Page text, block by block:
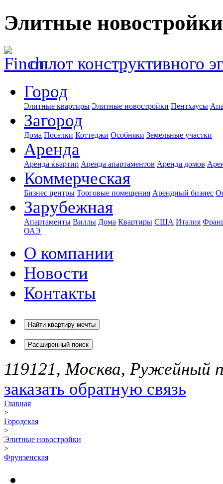
Элитные
оплот конструктивного
Город
Элитные квартиры Элитные новостройки Пентхаусы
Загород
Дома Поселки Коттеджи Особняки Земельные участки
Аренда
Аренда квартир Аренда апартаментов Аренда домов
Коммерческая
Бизнес центры Торговые помещения Арендный бизнес
Зарубежная
Апартаменты Виллы Дома Квартиры США Италия
ОАЭ
О компании
Новости
Контакты
Найти квартиру мечты
Расширенный поиск
119121, Москва, Ружейный
заказать обратную связь
Главная
>
Городская
>
Элитные новостройки
>
Фрунзенская